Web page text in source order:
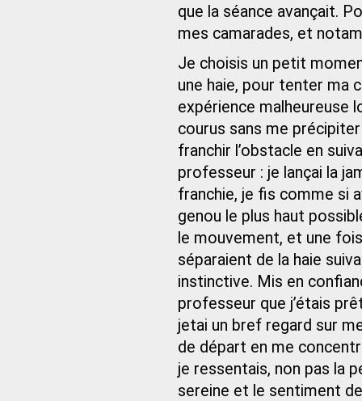
que la séance avançait.
mes camarades, et
Je choisis un petit
une haie, pour tenter ma
expérience malheureuse
courus sans me
franchir l’obstacle en
professeur : je lançai la
franchie, je fis comme si
genou le plus haut
le mouvement, et une
séparaient de la haie
instinctive. Mis en
professeur que j’étais
jetai un bref regard sur
de départ en me
je ressentais, non pas la
sereine et le sentiment